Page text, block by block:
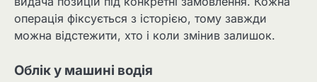
операція фіксується з історією, тому завжди
можна відстежити, хто і коли змінив залишок.
Облік у машині водія